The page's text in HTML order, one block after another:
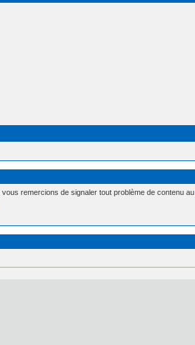
vous remercions de signaler tout problème de contenu au